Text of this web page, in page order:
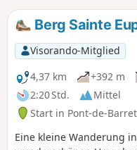
Berg Sainte
Visorando-Mitglied
4,37 km
+392 m
2:20 Std.
Mittel
Start in Pont-de-
Eine kleine Wanderung